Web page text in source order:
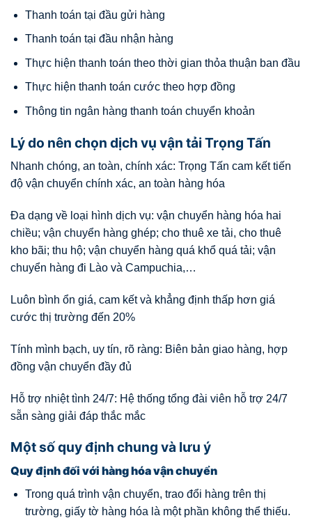
Thanh toán tại đầu gửi hàng
Thanh toán tại đầu nhận hàng
Thực hiện thanh toán theo thời gian thỏa thuận ban đầu
Thực hiện thanh toán cước theo hợp đồng
Thông tin ngân hàng thanh toán chuyển khoản
Lý do nên chọn dịch vụ vận tải Trọng Tấn
Nhanh chóng, an toàn, chính xác: Trọng Tấn cam kết tiến
độ vận chuyển chính xác, an toàn hàng hóa
Đa dạng về loại hình dịch vụ: vận chuyển hàng hóa hai
chiều; vận chuyển hàng ghép; cho thuê xe tải, cho thuê
kho bãi; thu hộ; vận chuyển hàng quá khổ quá tải; vận
chuyển hàng đi Lào và Campuchia,…
Luôn bình ổn giá, cam kết và khẳng định thấp hơn giá
cước thị trường đến 20%
Tính mình bạch, uy tín, rõ ràng: Biên bản giao hàng, hợp
đồng vận chuyển đầy đủ
Hỗ trợ nhiệt tình 24/7: Hệ thống tổng đài viên hỗ trợ 24/7
sẵn sàng giải đáp thắc mắc
Một số quy định chung và lưu ý
Quy định đối với hàng hóa vận chuyển
Trong quá trình vận chuyển, trao đổi hàng trên thị
trường, giấy tờ hàng hóa là một phần không thể thiếu.